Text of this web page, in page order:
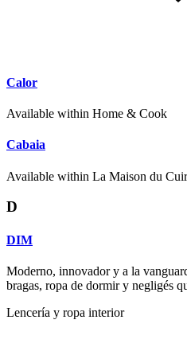
Calor
Available within Home & Cook
Cabaia
Available within La Maison du Cuir
D
DIM
Moderno, innovador y a la
bragas, ropa de dormir y negligés
Lencería y ropa interior